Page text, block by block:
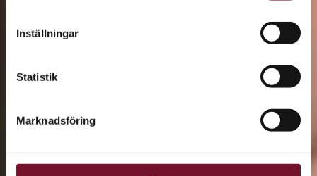
Inställningar
Statistik
Marknadsföring